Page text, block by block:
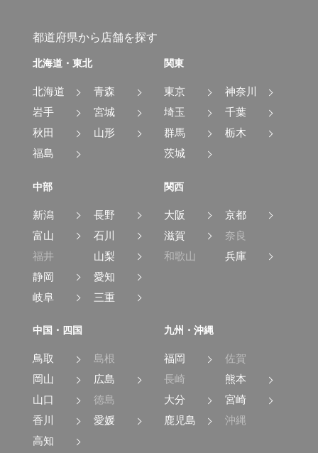
都道府県から店舗を探す
北海道・東北
北海道
青森
岩手
宮城
秋田
山形
福島
関東
東京
神奈川
埼玉
千葉
群馬
栃木
茨城
中部
新潟
長野
富山
石川
福井
山梨
静岡
愛知
岐阜
三重
関西
大阪
京都
滋賀
奈良
和歌山
兵庫
中国・四国
鳥取
島根
岡山
広島
山口
徳島
香川
愛媛
高知
九州・沖縄
福岡
佐賀
長崎
熊本
大分
宮崎
鹿児島
沖縄